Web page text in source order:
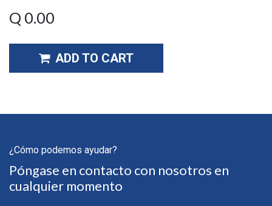
Q 0.00
ADD TO CART
¿Cómo podemos ayudar?
Póngase en contacto con nosotros en
cualquier momento